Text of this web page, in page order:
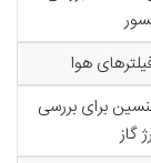
هوا
برای بررسی
گاز